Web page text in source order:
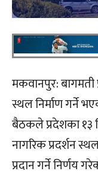
मकवानपुर: बागमती
स्थल निर्माण गर्ने
बैठकले प्रदेशका १३
नागरिक प्रदर्शन
प्रदान गर्ने निर्णय